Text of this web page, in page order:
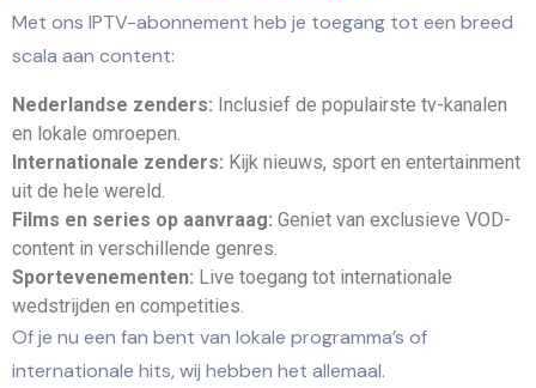
Met ons IPTV-abonnement heb je toegang tot een breed
scala aan content:
Nederlandse zenders: Inclusief de populairste tv-kanalen
en lokale omroepen.
Internationale zenders: Kijk nieuws, sport en entertainment
uit de hele wereld.
Films en series op aanvraag: Geniet van exclusieve VOD-
content in verschillende genres.
Sportevenementen: Live toegang tot internationale
wedstrijden en competities.
Of je nu een fan bent van lokale programma’s of
internationale hits, wij hebben het allemaal.